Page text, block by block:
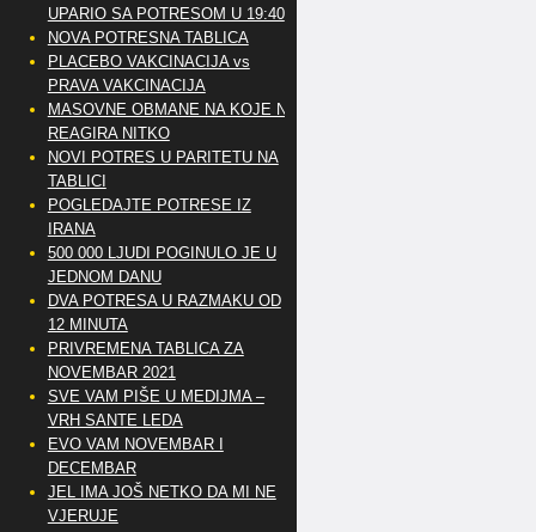
UPARIO SA POTRESOM U 19:40
NOVA POTRESNA TABLICA
PLACEBO VAKCINACIJA vs
PRAVA VAKCINACIJA
MASOVNE OBMANE NA KOJE NE
REAGIRA NITKO
NOVI POTRES U PARITETU NA
TABLICI
POGLEDAJTE POTRESE IZ
IRANA
500 000 LJUDI POGINULO JE U
JEDNOM DANU
DVA POTRESA U RAZMAKU OD
12 MINUTA
PRIVREMENA TABLICA ZA
NOVEMBAR 2021
SVE VAM PIŠE U MEDIJMA –
VRH SANTE LEDA
EVO VAM NOVEMBAR I
DECEMBAR
JEL IMA JOŠ NETKO DA MI NE
VJERUJE